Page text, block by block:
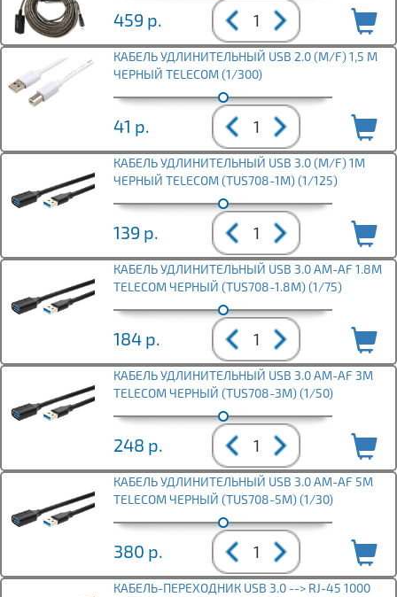
459 р.
КАБЕЛЬ УДЛИНИТЕЛЬНЫЙ USB 2.0 (M/F) 1,5 М
ЧЕРНЫЙ TELECOM (1/300)
41 р.
КАБЕЛЬ УДЛИНИТЕЛЬНЫЙ USB 3.0 (M/F) 1M
ЧЕРНЫЙ TELECOM (TUS708-1M) (1/125)
139 р.
КАБЕЛЬ УДЛИНИТЕЛЬНЫЙ USB 3.0 AM-AF 1.8M
TELECOM ЧЕРНЫЙ (TUS708-1.8M) (1/75)
184 р.
КАБЕЛЬ УДЛИНИТЕЛЬНЫЙ USB 3.0 AM-AF 3M
TELECOM ЧЕРНЫЙ (TUS708-3M) (1/50)
248 р.
КАБЕЛЬ УДЛИНИТЕЛЬНЫЙ USB 3.0 AM-AF 5M
TELECOM ЧЕРНЫЙ (TUS708-5M) (1/30)
380 р.
КАБЕЛЬ-ПЕРЕХОДНИК USB 3.0 --> RJ-45 1000